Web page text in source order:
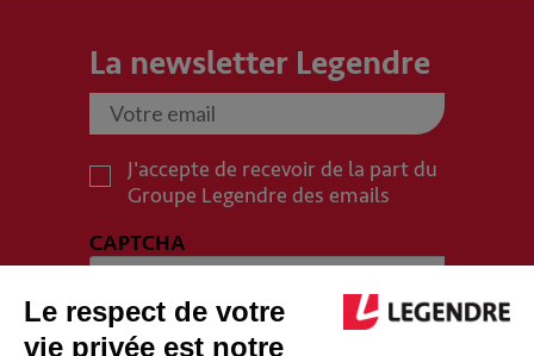
La newsletter Legendre
J'accepte de recevoir de la part du
Groupe Legendre des emails
CAPTCHA